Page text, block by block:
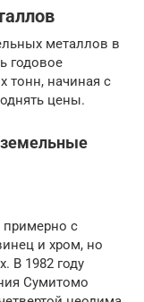
металлов в
годовое
тонн, начиная с
цены.
с
и хром, но
В 1982 году
Сумитомо